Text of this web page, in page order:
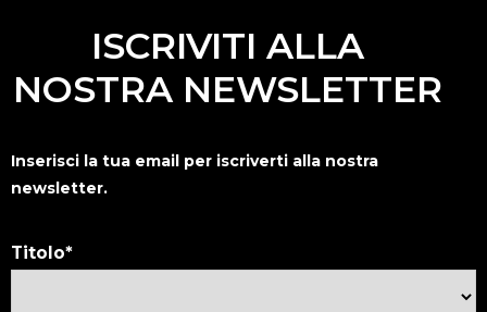
ISCRIVITI ALLA
NOSTRA NEWSLETTER
Inserisci la tua email per iscriverti alla nostra
newsletter.
Titolo